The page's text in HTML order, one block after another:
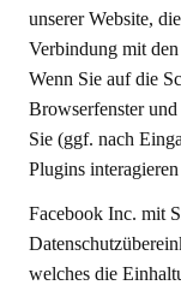
unserer Website,
Verbindung mit
Wenn Sie auf die
Browserfenster
Sie (ggf. nach
Plugins
Facebook Inc. mit
welches die